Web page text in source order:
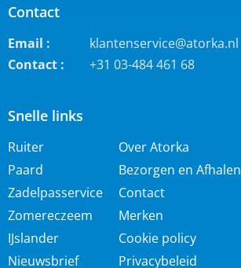
Snelle links
Ruiter
Paard
Zadelpasservice
Zomereczeem
IJslander
Nieuwsbrief
Over Atorka
Bezorgen en Afhalen
Contact
Merken
Cookie policy
Privacybeleid
Contact
Email :
klantenservice@atorka.nl
Contact :
+31 03-484 461 68